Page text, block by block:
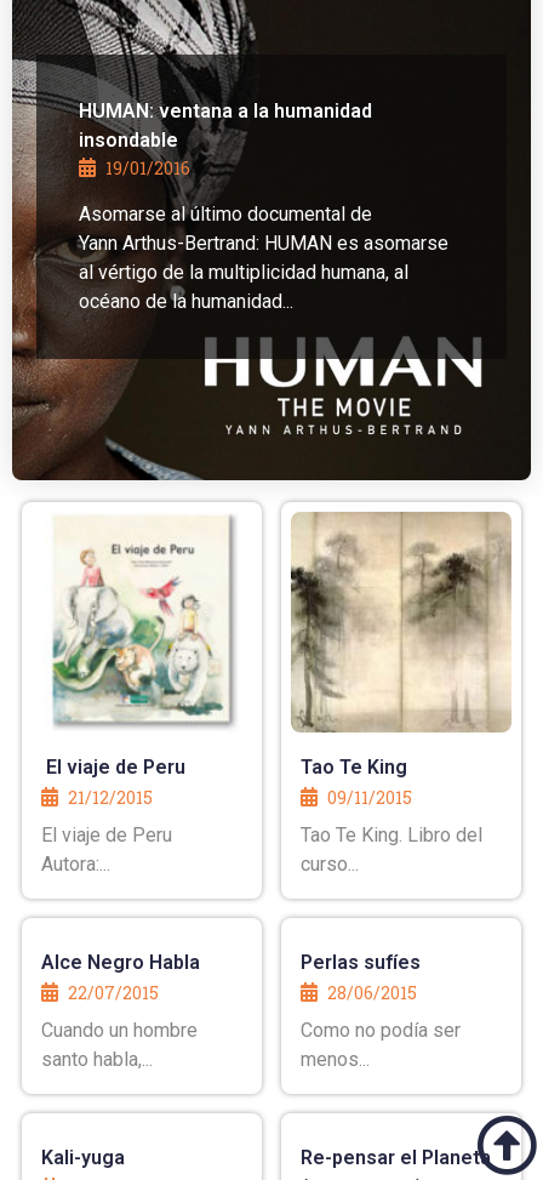
HUMAN: ventana a la humanidad
insondable
19/01/2016
Asomarse al último documental de
Yann Arthus-Bertrand: HUMAN es asomarse
al vértigo de la multiplicidad humana, al
océano de la humanidad...
El viaje de Peru
21/12/2015
El viaje de Peru
Autora:...
Tao Te King
09/11/2015
Tao Te King. Libro del
curso...
Alce Negro Habla
22/07/2015
Cuando un hombre
santo habla,...
Perlas sufíes
28/06/2015
Como no podía ser
menos...
Kali-yuga
Re-pensar el Planeta